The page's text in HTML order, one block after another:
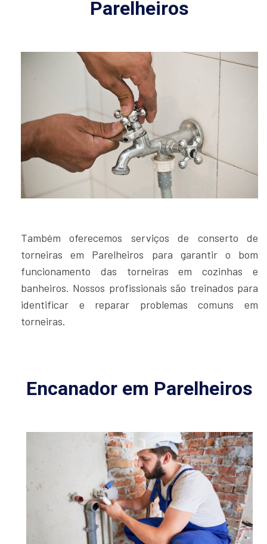
Parelheiros
Também oferecemos serviços de conserto de
torneiras em Parelheiros para garantir o bom
funcionamento das torneiras em cozinhas e
banheiros. Nossos profissionais são treinados para
identificar e reparar problemas comuns em
torneiras.
Encanador em Parelheiros